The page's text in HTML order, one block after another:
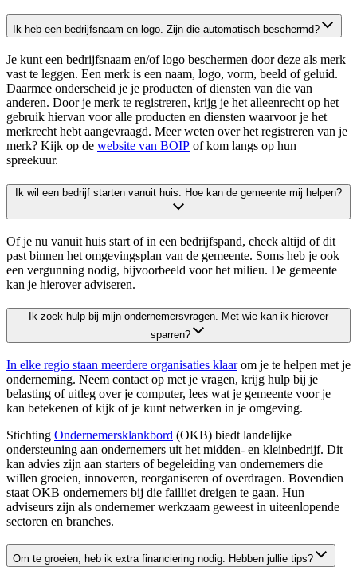
Ik heb een bedrijfsnaam en logo. Zijn die automatisch beschermd?
Je kunt een bedrijfsnaam en/of logo beschermen door deze als merk
vast te leggen. Een merk is een naam, logo, vorm, beeld of geluid.
Daarmee onderscheid je je producten of diensten van die van
anderen. Door je merk te registreren, krijg je het alleenrecht op het
gebruik hiervan voor alle producten en diensten waarvoor je het
merkrecht hebt aangevraagd. Meer weten over het registreren van je
merk? Kijk op de website van BOIP of kom langs op hun
spreekuur.
Ik wil een bedrijf starten vanuit huis. Hoe kan de gemeente mij helpen?
Of je nu vanuit huis start of in een bedrijfspand, check altijd of dit
past binnen het omgevingsplan van de gemeente. Soms heb je ook
een vergunning nodig, bijvoorbeeld voor het milieu. De gemeente
kan je hierover adviseren.
Ik zoek hulp bij mijn ondernemersvragen. Met wie kan ik hierover
sparren?
In elke regio staan meerdere organisaties klaarom je te helpen met je
onderneming. Neem contact op met je vragen, krijg hulp bij je
belasting of uitleg over je computer, lees wat je gemeente voor je
kan betekenen of kijk of je kunt netwerken in je omgeving.
Stichting Ondernemersklankbord (OKB) biedt landelijke
ondersteuning aan ondernemers uit het midden- en kleinbedrijf. Dit
kan advies zijn aan starters of begeleiding van ondernemers die
willen groeien, innoveren, reorganiseren of overdragen. Bovendien
staat OKB ondernemers bij die failliet dreigen te gaan. Hun
adviseurs zijn als ondernemer werkzaam geweest in uiteenlopende
sectoren en branches.
Om te groeien, heb ik extra financiering nodig. Hebben jullie tips?